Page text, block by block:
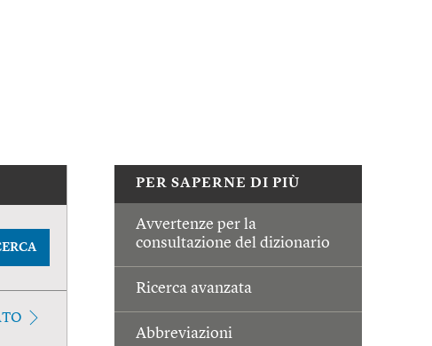
PER SAPERNE DI PIÙ
Avvertenze per la
consultazione del dizionario
Ricerca avanzata
Abbreviazioni